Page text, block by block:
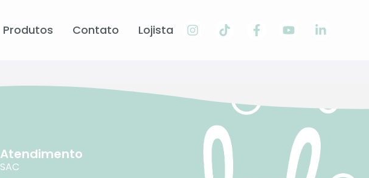
Produtos Contato Lojista
Atendimento
SAC